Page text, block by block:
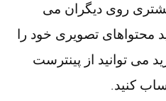
روی دیگران می
محتواهای تصویری خود را
می توانید از پینترست
کنید.